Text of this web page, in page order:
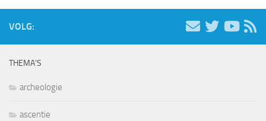
VOLG:
THEMA’S
archeologie
ascentie